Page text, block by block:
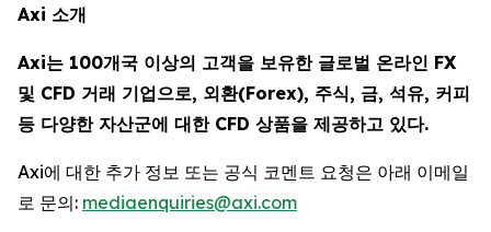
Axi 소개
Axi는 100개국 이상의 고객을 보유한 글로벌 온라인 FX
및 CFD 거래 기업으로, 외환(Forex), 주식, 금, 석유, 커피
등 다양한 자산군에 대한 CFD 상품을 제공하고 있다.
Axi에 대한 추가 정보 또는 공식 코멘트 요청은 아래 이메일
로 문의: mediaenquiries@axi.com